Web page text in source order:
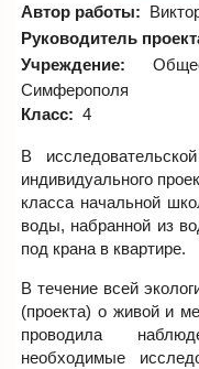
Автор работы:
Руководитель
Учреждение:
Симферополя
Класс: 4
В
индивидуального
класса начальной
воды, набранной из
под крана в квартире.
В течение всей
(проекта) о живой и
проводила
необходимые